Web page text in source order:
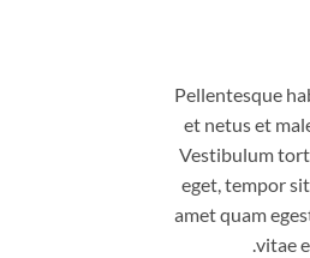
Pellentesque
et netus et
Vestibulum
eget, tempor
amet quam
vitae